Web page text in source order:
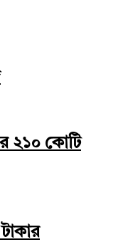
২১০ কোটি